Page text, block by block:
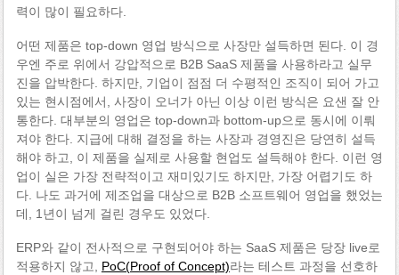
력이 많이 필요하다.
어떤 제품은 top-down 영업 방식으로 사장만 설득하면 된다. 이 경
우엔 주로 위에서 강압적으로 B2B SaaS 제품을 사용하라고 실무
진을 압박한다. 하지만, 기업이 점점 더 수평적인 조직이 되어 가고
있는 현시점에서, 사장이 오너가 아닌 이상 이런 방식은 요샌 잘 안
통한다. 대부분의 영업은 top-down과 bottom-up으로 동시에 이뤄
져야 한다. 지급에 대해 결정을 하는 사장과 경영진은 당연히 설득
해야 하고, 이 제품을 실제로 사용할 현업도 설득해야 한다. 이런 영
업이 실은 가장 전략적이고 재미있기도 하지만, 가장 어렵기도 하
다. 나도 과거에 제조업을 대상으로 B2B 소프트웨어 영업을 했었는
데, 1년이 넘게 걸린 경우도 있었다.
ERP와 같이 전사적으로 구현되어야 하는 SaaS 제품은 당장 live로
적용하지 않고, PoC(Proof of Concept)라는 테스트 과정을 선호하